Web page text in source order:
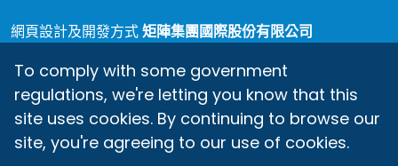
網頁設計及開發方式矩陣集團國際股份有限公司
To comply with some government
regulations, we're letting you know that this
site uses cookies. By continuing to browse our
site, you're agreeing to our use of cookies.